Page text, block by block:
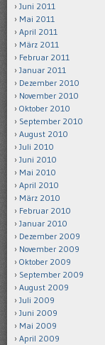
Juni 2011
Mai 2011
April 2011
März 2011
Februar 2011
Januar 2011
Dezember 2010
November 2010
Oktober 2010
September 2010
August 2010
Juli 2010
Juni 2010
Mai 2010
April 2010
März 2010
Februar 2010
Januar 2010
Dezember 2009
November 2009
Oktober 2009
September 2009
August 2009
Juli 2009
Juni 2009
Mai 2009
April 2009